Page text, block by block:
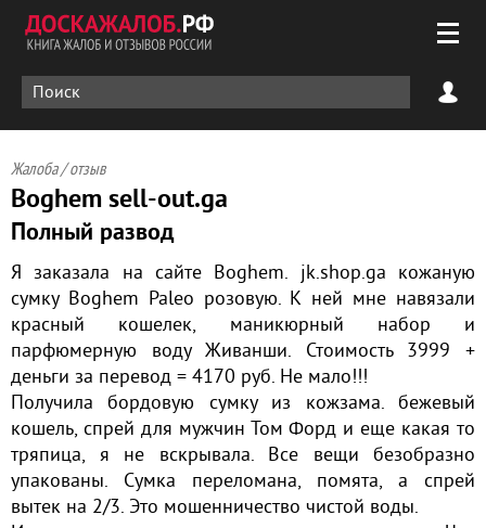
Жалоба / отзыв
Boghem sell-out.ga
Полный развод
Я заказала на сайте Boghem. jk.shop.ga кожаную
сумку Boghem Paleo розовую. К ней мне навязали
красный кошелек, маникюрный набор и
парфюмерную воду Живанши. Стоимость 3999 +
деньги за перевод = 4170 руб. Не мало!!!
Получила бордовую сумку из кожзама. бежевый
кошель, спрей для мужчин Том Форд и еще какая то
тряпица, я не вскрывала. Все вещи безобразно
упакованы. Сумка переломана, помята, а спрей
вытек на 2/3. Это мошенничество чистой воды.